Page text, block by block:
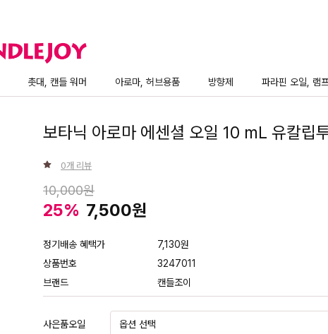
촛대, 캔들 워머 아로마, 허브용품 방향제 파라핀 오일, 램프
보타닉 아로마 에센셜 오일 10 mL 유칼립
0개 리뷰
10,000
25% 7,500
정기배송 혜택가
7,130원
상품번호
3247011
브랜드
캔들조이
사은품오일